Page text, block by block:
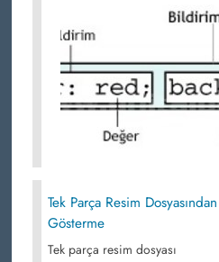
Tek Parça Resim
Gösterme
Tek parça resim dosyası